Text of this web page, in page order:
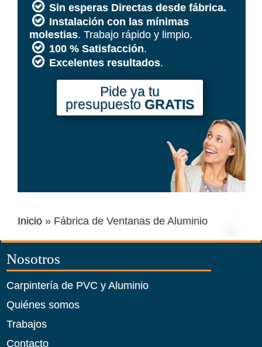
Sin esperas Directas desde fábrica.
Instalación con las mínimas
molestias. Trabajo rápido y limpio.
100 % Satisfacción.
Excelentes resultados.
Pide ya tu
presupuesto GRATIS
Inicio» Fábrica de Ventanas de Aluminio
Nosotros
Carpintería de PVC y Aluminio
Quiénes somos
Trabajos
Contacto